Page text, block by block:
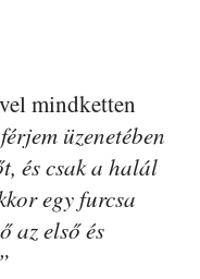
mindketten
üzenetében
és csak a halál
egy furcsa
az első és